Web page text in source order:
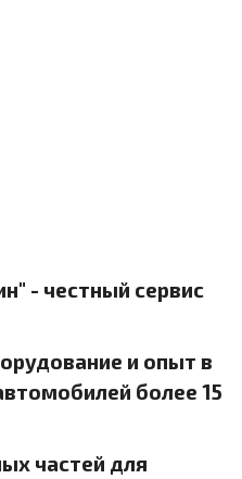
- честный сервис
и опыт в
более 15
частей для